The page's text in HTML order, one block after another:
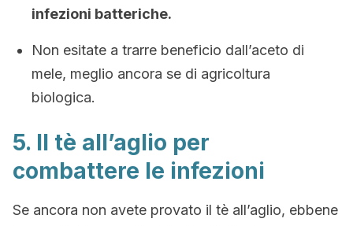
infezioni batteriche.
Non esitate a trarre beneficio dall’aceto di
mele, meglio ancora se di agricoltura
biologica.
5. Il tè all’aglio per
combattere le infezioni
Se ancora non avete provato il tè all’aglio, ebbene